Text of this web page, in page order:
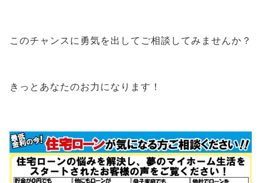
このチャンスに勇気を出してご相談してみませんか？
きっとあなたのお力になります！